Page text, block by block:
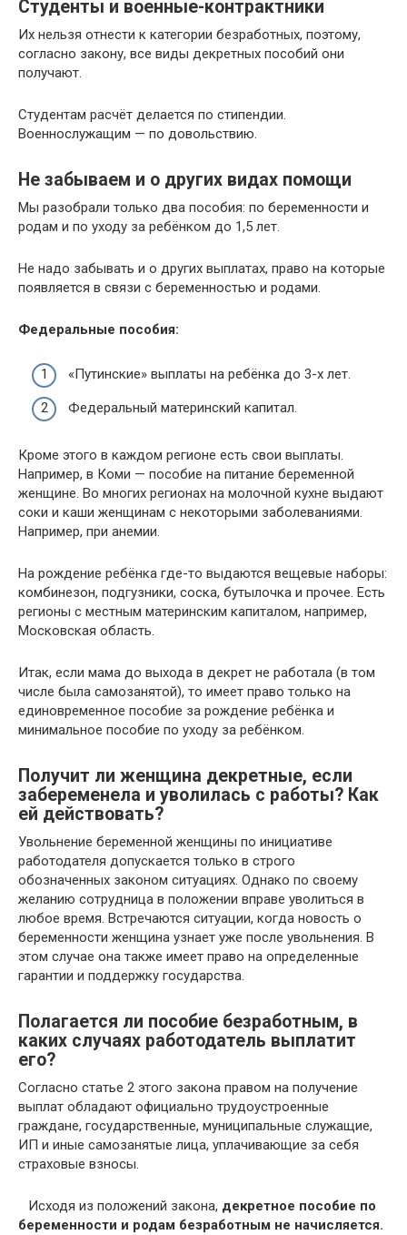
Студенты и военные-контрактники
Их нельзя отнести к категории безработных, поэтому,
согласно закону, все виды декретных пособий они
получают.
Студентам расчёт делается по стипендии.
Военнослужащим — по довольствию.
Не забываем и о других видах помощи
Мы разобрали только два пособия: по беременности и
родам и по уходу за ребёнком до 1,5 лет.
Не надо забывать и о других выплатах, право на которые
появляется в связи с беременностью и родами.
Федеральные пособия:
«Путинские» выплаты на ребёнка до 3-х лет.
Федеральный материнский капитал.
Кроме этого в каждом регионе есть свои выплаты.
Например, в Коми — пособие на питание беременной
женщине. Во многих регионах на молочной кухне выдают
соки и каши женщинам с некоторыми заболеваниями.
Например, при анемии.
На рождение ребёнка где-то выдаются вещевые наборы:
комбинезон, подгузники, соска, бутылочка и прочее. Есть
регионы с местным материнским капиталом, например,
Московская область.
Итак, если мама до выхода в декрет не работала (в том
числе была самозанятой), то имеет право только на
единовременное пособие за рождение ребёнка и
минимальное пособие по уходу за ребёнком.
Получит ли женщина декретные, если
забеременела и уволилась с работы? Как
ей действовать?
Увольнение беременной женщины по инициативе
работодателя допускается только в строго
обозначенных законом ситуациях. Однако по своему
желанию сотрудница в положении вправе уволиться в
любое время. Встречаются ситуации, когда новость о
беременности женщина узнает уже после увольнения. В
этом случае она также имеет право на определенные
гарантии и поддержку государства.
Полагается ли пособие безработным, в
каких случаях работодатель выплатит
его?
Согласно статье 2 этого закона правом на получение
выплат обладают официально трудоустроенные
граждане, государственные, муниципальные служащие,
ИП и иные самозанятые лица, уплачивающие за себя
страховые взносы.
Исходя из положений закона, декретное пособие по
беременности и родам безработным не начисляется.